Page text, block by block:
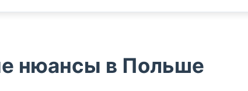
нюансы в Польше